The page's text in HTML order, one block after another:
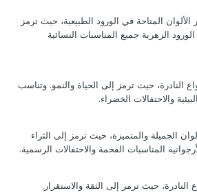
المتاحة في الورود الطبيعية، حيث ترمز
الزهرية جميع المناسبات النسائية
النادرة، حيث ترمز إلى الحياة والنمو. وتناسب
والاحتفالات الخضراء.
الجميلة والمتميزة، حيث ترمز إلى الثراء
المناسبات الفخمة والاحتفالات الرسمية.
النادرة، حيث ترمز إلى الثقة والاستقرار.